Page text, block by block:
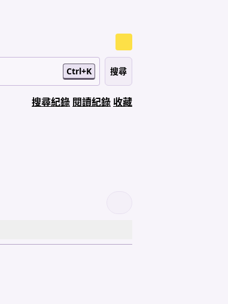
Ctrl+K
搜尋紀錄 閱讀紀錄 收藏